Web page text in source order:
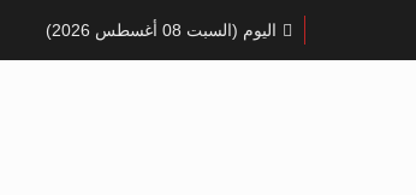
اليوم (السبت 08 أغسطس 2026)